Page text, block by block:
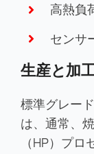
高熱負
センサ
生産と加
標準グレー
は、通常、
（HP）プ